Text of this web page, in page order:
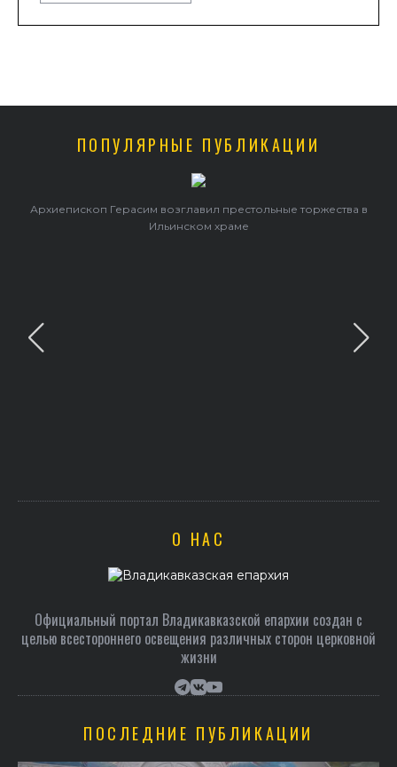
ПОПУЛЯРНЫЕ ПУБЛИКАЦИИ
в
О НАС
Официальный портал Владикавказской епархии создан c
целью всестороннего освещения различных сторон церковной
жизни
ПОСЛЕДНИЕ ПУБЛИКАЦИИ